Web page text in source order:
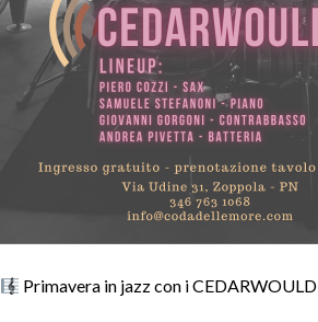
Primavera in jazz con i CEDARWOULD